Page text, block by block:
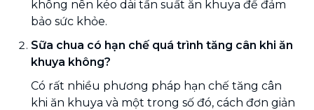
không nên kéo dài tần suất ăn khuya để đảm
bảo sức khỏe.
Sữa chua có hạn chế quá trình tăng cân khi ăn
khuya không?
Có rất nhiều phương pháp hạn chế tăng cân
khi ăn khuya và một trong số đó, cách đơn giản